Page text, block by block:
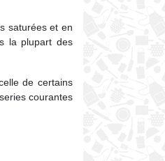
saturées et en
la plupart des
de certains
courantes